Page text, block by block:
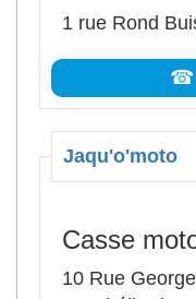
1 rue Rond
☎
Jaqu'o'moto
Casse
10 Rue